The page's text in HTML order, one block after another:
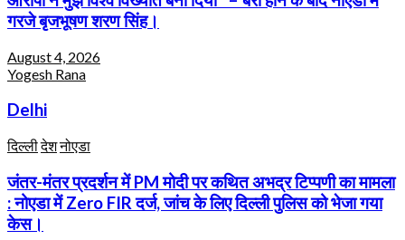
गरजे बृजभूषण शरण सिंह।
August 4, 2026
Yogesh Rana
Delhi
दिल्लीदेशनोएडा
जंतर-मंतर प्रदर्शन में PM मोदी पर कथित अभद्र टिप्पणी का मामला
: नोएडा में Zero FIR दर्ज, जांच के लिए दिल्ली पुलिस को भेजा गया
केस।